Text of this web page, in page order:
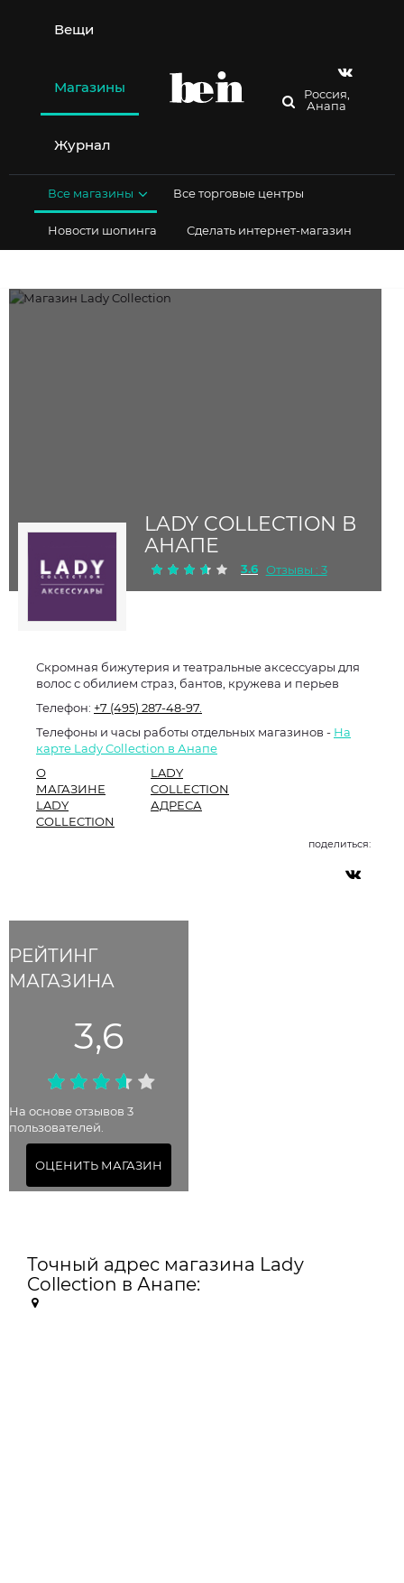
содержимому
Вещи
Магазины
Журнал
Россия,
Анапа
Все магазины Все торговые центры
Новости шопинга Сделать интернет-магазин
LADY COLLECTION В
АНАПЕ
3.6 Отзывы : 3
РЕЙТИНГ
МАГАЗИНА
3,6
На основе отзывов 3
пользователей.
ОЦЕНИТЬ МАГАЗИН
Скромная бижутерия и театральные аксессуары для
волос с обилием страз, бантов, кружева и перьев
Телефон: +7 (495) 287-48-97.
Телефоны и часы работы отдельных магазинов - На
карте Lady Collection в Анапе
О
МАГАЗИНЕ
LADY
COLLECTION
LADY
COLLECTION
АДРЕСА
поделиться:
Точный адрес магазина Lady
Collection в Анапе: